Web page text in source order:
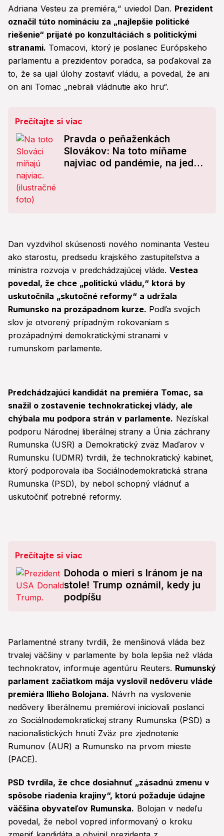
Adriana Vesteu za premiéra,“ uviedol Dan. Prezident
označil túto nomináciu za „najlepšie politické
riešenie“ prijaté po konzultáciách s politickými
stranami. Tomacovi, ktorý je poslanec Európskeho
parlamentu a prezidentov poradca, sa poďakoval za
to, že sa ujal úlohy zostaviť vládu, a povedal, že ani
on ani Tomac „nebrali vládnutie ako hru“.
Prečítajte si viac
Pravda o peňaženkách
Slovákov: Na toto míňame
najviac od pandémie, na jednej
Dan vyzdvihol skúsenosti nového nominanta Vesteu
ako starostu, predsedu krajského zastupiteľstva a
ministra rozvoja v predchádzajúcej vláde. Vestea
povedal, že chce „politickú vládu,“ ktorá by
uskutočnila „skutočné reformy“ a udržala
Rumunsko na prozápadnom kurze. Podľa svojich
slov je otvorený prípadným rokovaniam s
prozápadnými demokratickými stranami v
rumunskom parlamente.
Predchádzajúci kandidát na premiéra Tomac, sa
snažil o zostavenie technokratickej vlády, ale
chýbala mu podpora strán v parlamente. Nezískal
podporu Národnej liberálnej strany a Únia záchrany
Rumunska (USR) a Demokratický zväz Maďarov v
Rumunsku (UDMR) tvrdili, že technokratický kabinet,
ktorý podporovala iba Sociálnodemokratická strana
Rumunska (PSD), by nebol schopný vládnuť a
uskutočniť potrebné reformy.
Prečítajte si viac
Dohoda o mieri s Iránom je na
stole! Trump oznámil, kedy ju
podpíšu
Parlamentné strany tvrdili, že menšinová vláda bez
trvalej väčšiny v parlamente by bola lepšia než vláda
technokratov, informuje agentúru Reuters. Rumunský
parlament začiatkom mája vyslovil nedôveru vláde
premiéra Illieho Bolojana. Návrh na vyslovenie
nedôvery liberálnemu premiérovi iniciovali poslanci
zo Sociálnodemokratickej strany Rumunska (PSD) a
nacionalistických hnutí Zväz pre zjednotenie
Rumunov (AUR) a Rumunsko na prvom mieste
(PACE).
PSD tvrdila, že chce dosiahnuť „zásadnú zmenu v
spôsobe riadenia krajiny“, ktorú požaduje údajne
väčšina obyvateľov Rumunska. Bolojan v nedeľu
povedal, že nebol vopred informovaný o kroku